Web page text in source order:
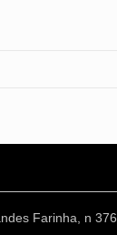
Farinha, n 376